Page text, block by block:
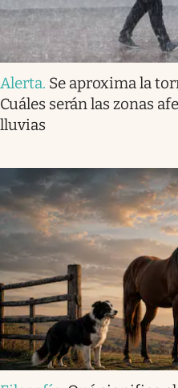
Alerta. Se aproxima la
Cuáles serán las zonas
lluvias